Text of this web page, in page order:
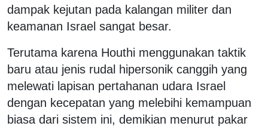
dampak kejutan pada kalangan militer dan
keamanan Israel sangat besar.
Terutama karena Houthi menggunakan taktik
baru atau jenis rudal hipersonik canggih yang
melewati lapisan pertahanan udara Israel
dengan kecepatan yang melebihi kemampuan
biasa dari sistem ini, demikian menurut pakar